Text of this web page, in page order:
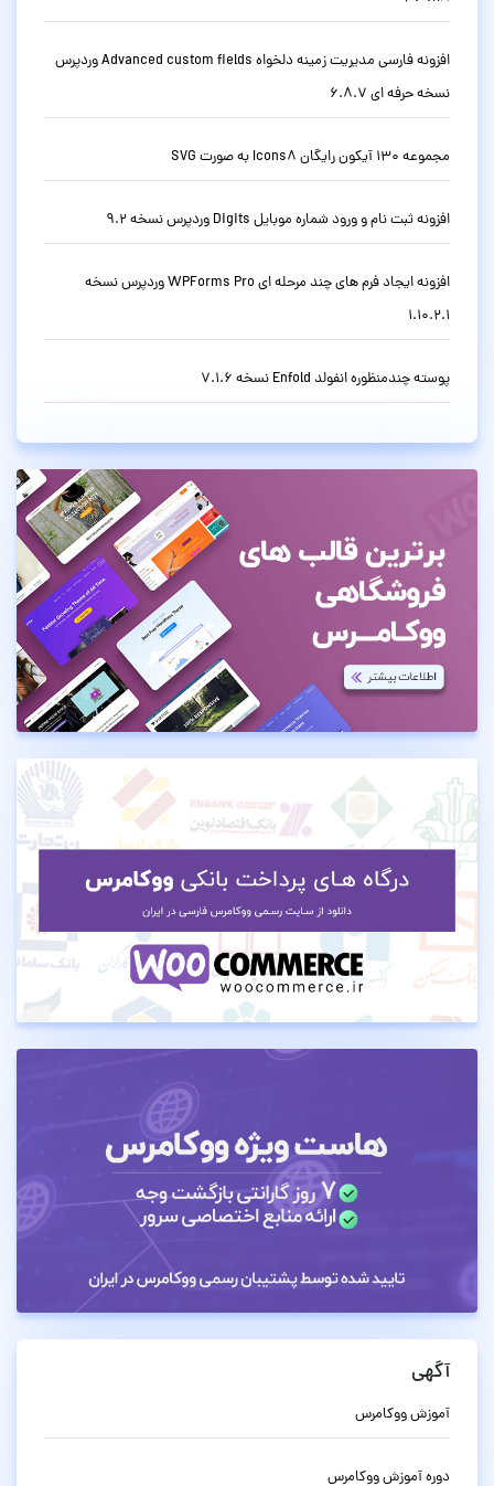
افزونه فارسی مدیریت زمینه دلخواه Advanced custom fields وردپرس
نسخه حرفه ای 6.8.7
مجموعه 130 آیکون رایگان Icons8 به صورت SVG
افزونه ثبت نام و ورود شماره موبایل Digits وردپرس نسخه 9.2
افزونه ایجاد فرم های چند مرحله ای WPForms Pro وردپرس نسخه
1.10.2.1
پوسته چندمنظوره انفولد Enfold نسخه 7.1.6
آگهی
آموزش ووکامرس
دوره آموزش ووکامرس